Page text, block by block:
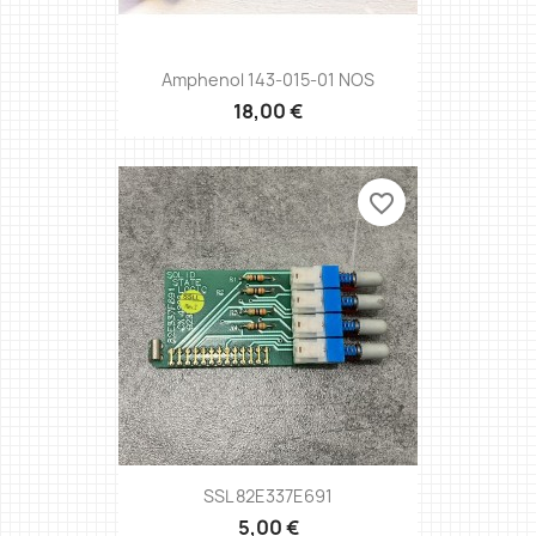
Amphenol 143-015-01 NOS
18,00 €
SSL 82E337E691
5,00 €
favorite_border